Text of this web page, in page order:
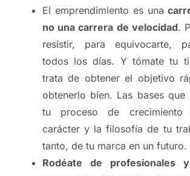
El emprendimiento es una
no una carrera de velocidad.
resistir, para equivocarte,
todos los días. Y tómate tu
trata de obtener el objetivo
obtenerlo bien. Las bases que
tu proceso de crecimiento
carácter y la filosofía de tu
tanto, de tu marca en un futuro.
Rodéate de profesionales